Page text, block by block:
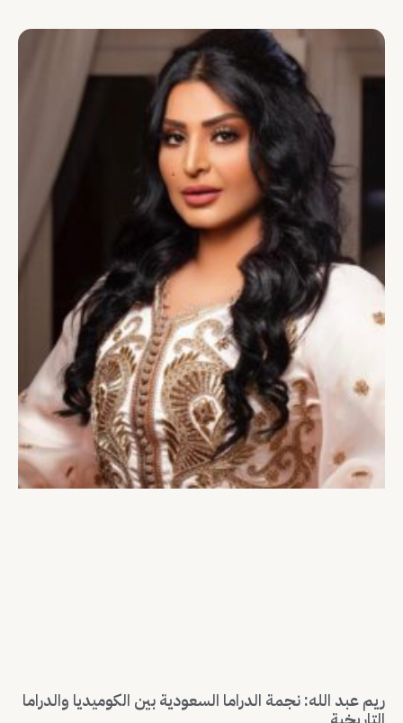
ريم عبد الله: نجمة الدراما السعودية بين الكوميديا والدراما